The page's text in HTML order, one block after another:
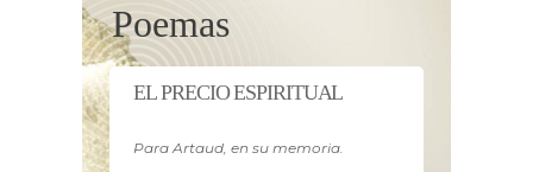
Poemas
EL PRECIO ESPIRITUAL
Para Artaud, en su memoria.